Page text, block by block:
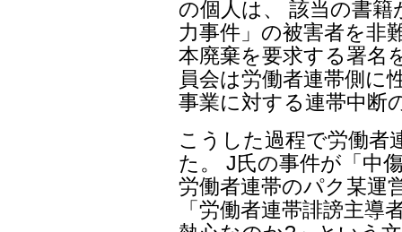
の個人は、 該当の書籍
力事件」の被害者を非
本廃棄を要求する署名
員会は労働者連帯側に
事業に対する連帯中断
こうした過程で労働者
た。 J氏の事件が「中
労働者連帯のパク某運
「労働者連帯誹謗主